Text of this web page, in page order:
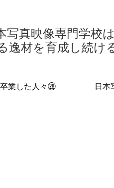
写真映像専門学校
逸材を育成し続け
業した人々㉘ 日本